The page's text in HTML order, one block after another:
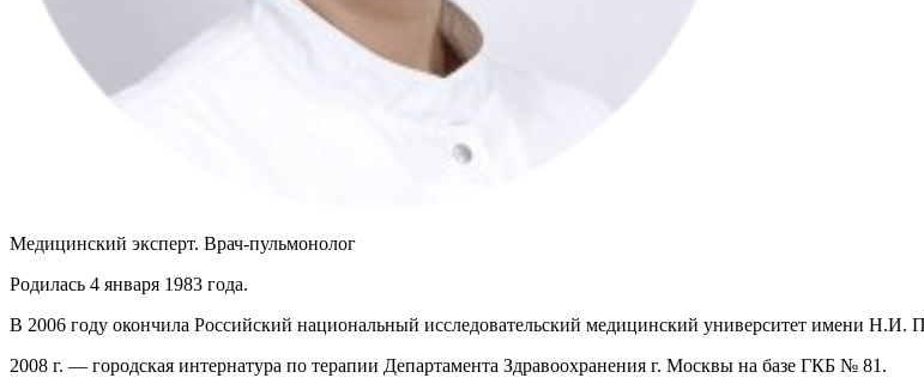
Медицинский эксперт. Врач-пульмонолог
Родилась 4 января 1983 года.
В 2006 году окончила Российский национальный исследовательский медицинский университет имени Н.И.
2008 г. — городская интернатура по терапии Департамента Здравоохранения г. Москвы на базе ГКБ № 81.